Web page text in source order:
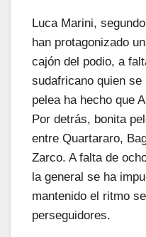
Luca Marini,
han protagonizado
cajón del podio, a
sudafricano quien
pelea ha hecho que
Por detrás, bonita
entre Quartararo,
Zarco. A falta de
la general se ha
mantenido el ritmo
perseguidores.